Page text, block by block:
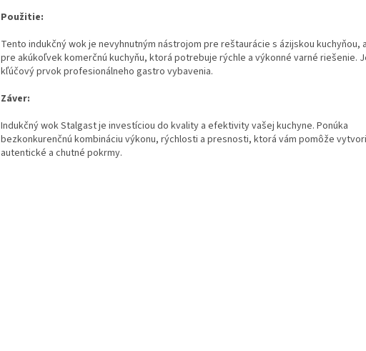
Použitie:
Tento indukčný wok je nevyhnutným nástrojom pre reštaurácie s ázijskou kuchyňou,
pre akúkoľvek komerčnú kuchyňu, ktorá potrebuje rýchle a výkonné varné riešenie.
kľúčový prvok profesionálneho gastro vybavenia.
Záver:
Indukčný wok Stalgast je investíciou do kvality a efektivity vašej kuchyne. Ponúka
bezkonkurenčnú kombináciu výkonu, rýchlosti a presnosti, ktorá vám pomôže
autentické a chutné pokrmy.